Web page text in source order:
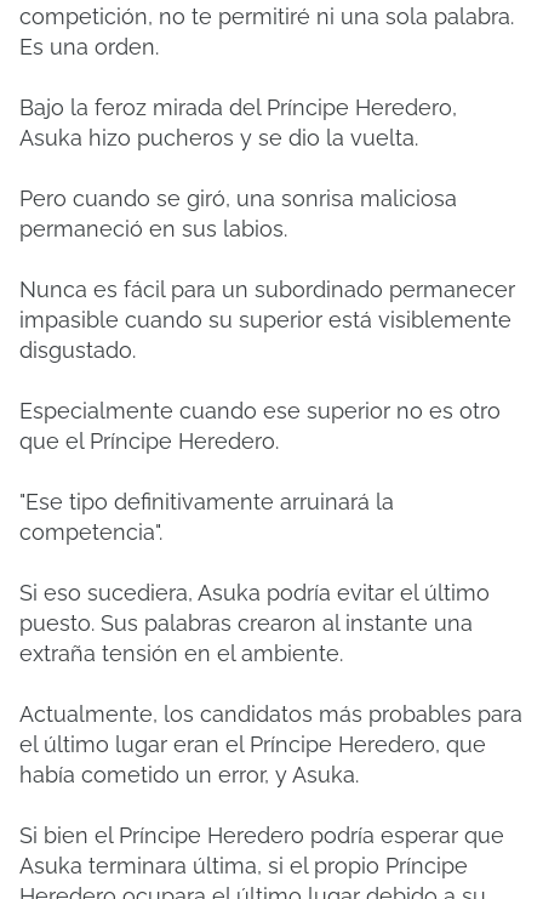
competición, no te permitiré ni una sola palabra.
Es una orden.
Bajo la feroz mirada del Príncipe Heredero,
Asuka hizo pucheros y se dio la vuelta.
Pero cuando se giró, una sonrisa maliciosa
permaneció en sus labios.
Nunca es fácil para un subordinado permanecer
impasible cuando su superior está visiblemente
disgustado.
Especialmente cuando ese superior no es otro
que el Príncipe Heredero.
"Ese tipo definitivamente arruinará la
competencia".
Si eso sucediera, Asuka podría evitar el último
puesto. Sus palabras crearon al instante una
extraña tensión en el ambiente.
Actualmente, los candidatos más probables para
el último lugar eran el Príncipe Heredero, que
había cometido un error, y Asuka.
Si bien el Príncipe Heredero podría esperar que
Asuka terminara última, si el propio Príncipe